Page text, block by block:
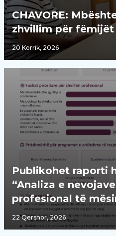
CHAVORE:
zhvillim për fëmijët
20 Korrik, 2026
Publikohet raporti
“Analiza e
profesional të
22 Qershor, 2026